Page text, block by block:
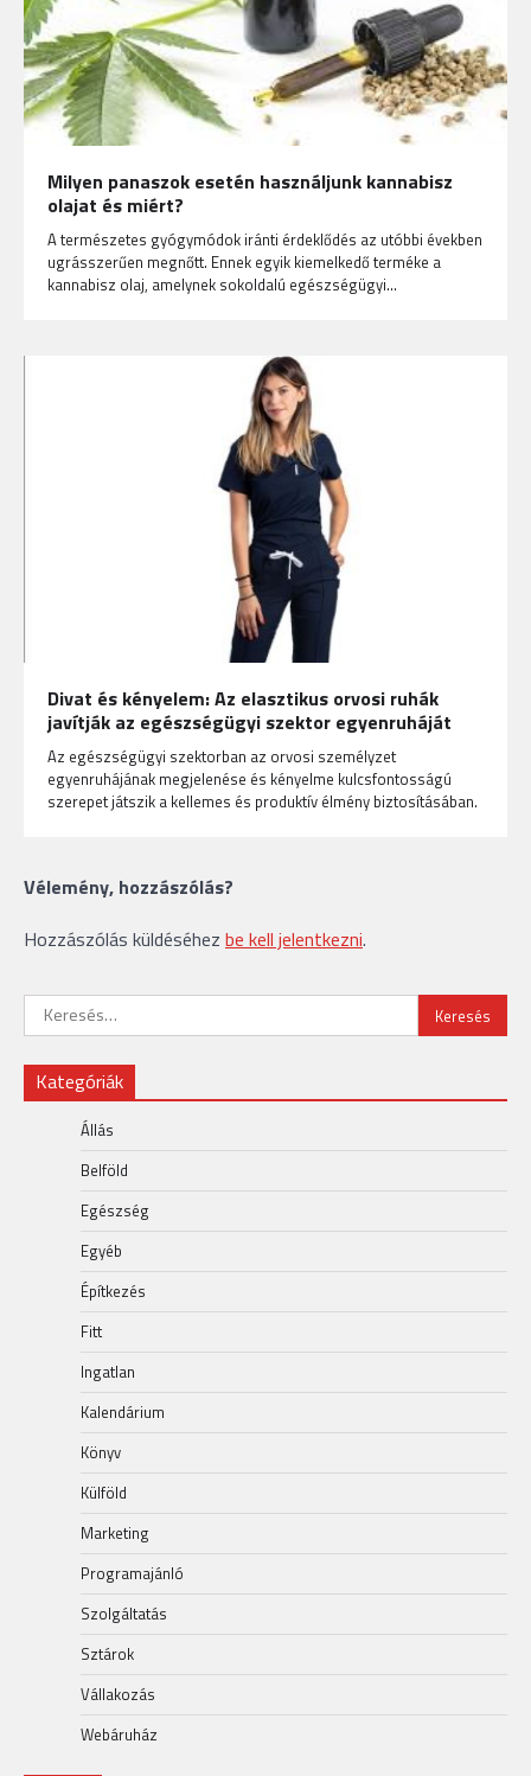
Milyen panaszok esetén használjunk kannabisz
olajat és miért?
A természetes gyógymódok iránti érdeklődés az utóbbi években
ugrásszerűen megnőtt. Ennek egyik kiemelkedő terméke a
kannabisz olaj, amelynek sokoldalú egészségügyi…
Divat és kényelem: Az elasztikus orvosi ruhák
javítják az egészségügyi szektor egyenruháját
Az egészségügyi szektorban az orvosi személyzet
egyenruhájának megjelenése és kényelme kulcsfontosságú
szerepet játszik a kellemes és produktív élmény biztosításában.
Vélemény, hozzászólás?
Hozzászólás küldéséhez be kell jelentkezni.
Keresés:
Kategóriák
Állás
Belföld
Egészség
Egyéb
Építkezés
Fitt
Ingatlan
Kalendárium
Könyv
Külföld
Marketing
Programajánló
Szolgáltatás
Sztárok
Vállakozás
Webáruház